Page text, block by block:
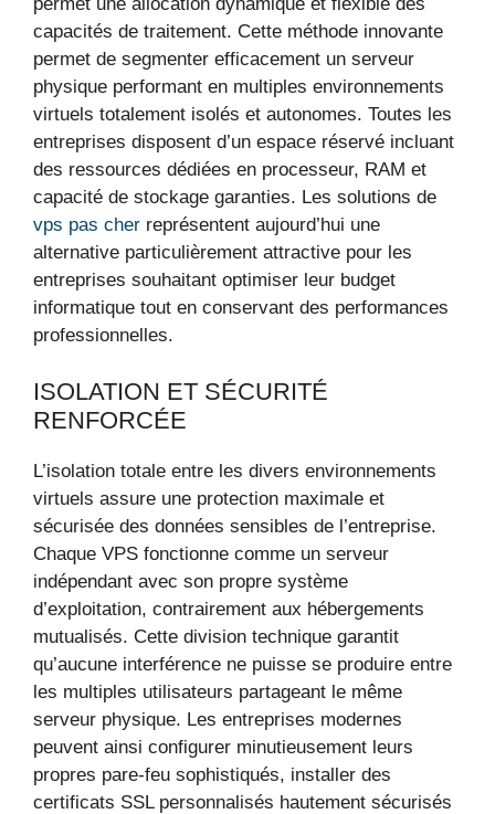
capacités de traitement. Cette méthode innovante
permet de segmenter efficacement un serveur
physique performant en multiples environnements
virtuels totalement isolés et autonomes. Toutes les
entreprises disposent d’un espace réservé incluant
des ressources dédiées en processeur, RAM et
capacité de stockage garanties. Les solutions de
vps pas cher représentent aujourd’hui une
alternative particulièrement attractive pour les
entreprises souhaitant optimiser leur budget
informatique tout en conservant des performances
professionnelles.
ISOLATION ET SÉCURITÉ
RENFORCÉE
L’isolation totale entre les divers environnements
virtuels assure une protection maximale et
sécurisée des données sensibles de l’entreprise.
Chaque VPS fonctionne comme un serveur
indépendant avec son propre système
d’exploitation, contrairement aux hébergements
mutualisés. Cette division technique garantit
qu’aucune interférence ne puisse se produire entre
les multiples utilisateurs partageant le même
serveur physique. Les entreprises modernes
peuvent ainsi configurer minutieusement leurs
propres pare-feu sophistiqués, installer des
certificats SSL personnalisés hautement sécurisés